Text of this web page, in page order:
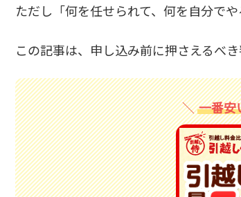
ただし「何を任せられて、何を自分で
この記事は、申し込み前に押さえるべ
一番安